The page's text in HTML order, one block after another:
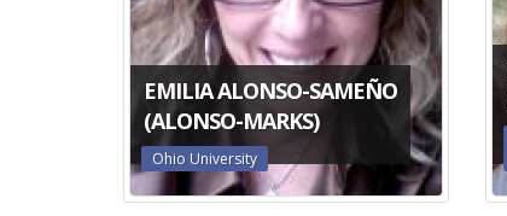
EMILIA ALONSO-SAMEÑO
(ALONSO-MARKS)
Ohio University